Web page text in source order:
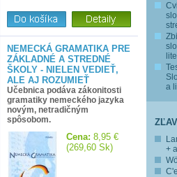
a
+
NEMECKÁ GRAMATIKA PRE
ZÁKLADNÉ A STREDNÉ
ŠKOLY - NIELEN VEDIEŤ,
ALE AJ ROZUMIEŤ
Učebnica podáva zákonitosti
gramatiky nemeckého jazyka
novým, netradičným
spôsobom.
Cena: 8,95 €
(269,60 Sk)